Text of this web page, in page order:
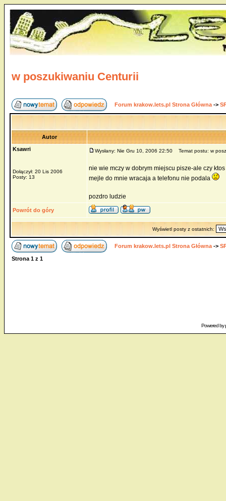
w poszukiwaniu Centurii
Forum krakow.lets.pl Strona Główna ->
Autor
Ksawri
Dołączył: 20 Lis 2006
Posty: 13
Wysłany: Nie Gru 10, 2006 22:50 Temat postu: w
nie wie mczy w dobrym miejscu pisze-ale czy
mejle do mnie wracaja a telefonu nie podala
pozdro ludzie
Powrót do góry
Wyświetl posty z ostatnich:
Forum krakow.lets.pl Strona Główna ->
Strona 1 z 1
Powered by